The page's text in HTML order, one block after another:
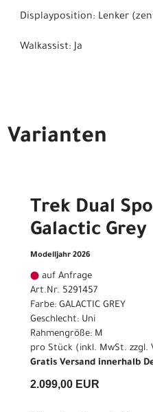
Displayposition: Lenker
Walkassist: Ja
Varianten
Trek Dual
Galactic Grey
Modelljahr 2026
auf Anfrage
Art.Nr. 5291457
Farbe: GALACTIC GREY
Geschlecht: Uni
Rahmengröße: M
pro Stück (inkl. MwSt. zzgl.
Gratis Versand innerhalb
2.099,00 EUR